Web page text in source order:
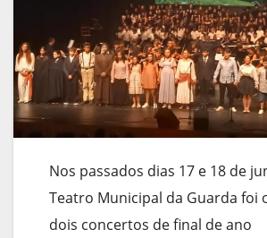
Nos passados dias 17 e 18 de
Teatro Municipal da Guarda foi
dois concertos de final de ano